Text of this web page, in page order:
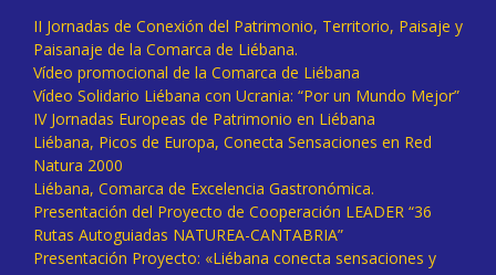
II Jornadas de Conexión del Patrimonio, Territorio, Paisaje y
Paisanaje de la Comarca de Liébana.
Vídeo promocional de la Comarca de Liébana
Vídeo Solidario Liébana con Ucrania: “Por un Mundo Mejor”
IV Jornadas Europeas de Patrimonio en Liébana
Liébana, Picos de Europa, Conecta Sensaciones en Red
Natura 2000
Liébana, Comarca de Excelencia Gastronómica.
Presentación del Proyecto de Cooperación LEADER “36
Rutas Autoguiadas NATUREA-CANTABRIA”
Presentación Proyecto: «Liébana conecta sensaciones y